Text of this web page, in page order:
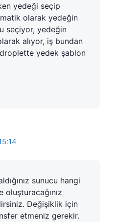
yedeği seçip
olarak yedeğin
seçiyor, yedeğin
alıyor, iş bundan
yedek şablon
sunucu hangi
oluşturacağınız
Değişiklik için
etmeniz gerekir.